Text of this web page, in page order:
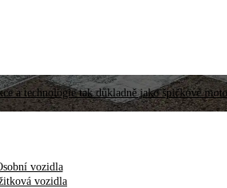
a technologie tak důkladně jako špičkové
vozidla
vozidla